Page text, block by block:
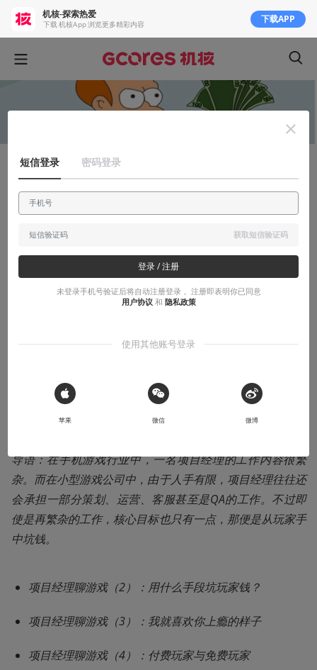
项目经理聊游戏（1）：如何准备坑玩家
⚠️ 未经作者授权 禁止转载
导语：在手机游戏行业中，一名项目经理的工作内容很繁
杂。而在小型游戏公司中，由于人手有限，项目经理往往还
会承担一部分策划、运营、客服甚至是QA的工作。不过即
使是再繁杂的工作，核心目标也只有一点，那便是从玩家手
中坑钱。
项目经理聊游戏（2）：用什么手段坑玩家钱？
项目经理聊游戏（3）：我就喜欢你上瘾的样子
项目经理聊游戏（4）：付费玩家与免费玩家
机核-探索热爱
下载 机核App 浏览更多精彩内容 下载APP
短信登录 密码登录
获取短信验证码
登录 / 注册
未登录手机号验证后将自动注册登录， 注册即表明你已同意
用户协议 和 隐私政策
使用其他账号登录
 Sign in with Apple
苹果 微信 微博